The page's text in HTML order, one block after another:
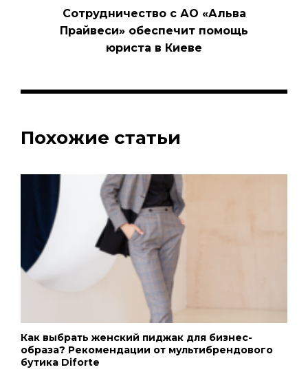
Сотрудничество с АО «Альва
Прайвеси» обеспечит помощь
юриста в Киеве
Похожие статьи
Как выбрать женский пиджак для бизнес-
образа? Рекомендации от мультибрендового
бутика Diforte